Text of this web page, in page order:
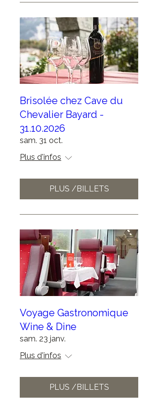
Brisolée chez Cave du
Chevalier Bayard -
31.10.2026
sam. 31 oct.
Plus d'infos
PLUS /BILLETS
Voyage Gastronomique
Wine & Dine
sam. 23 janv.
Plus d'infos
PLUS /BILLETS